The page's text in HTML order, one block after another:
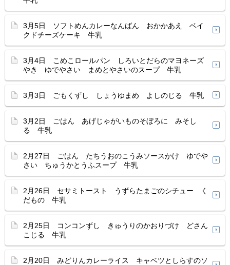
3月5日 ソフトめんカレーなんばん おかかあえ ベイ
クドチーズケーキ 牛乳
3月4日 こめこロールパン しろいとだらのマヨネーズ
やき ゆでやさい まめとやさいのスープ 牛乳
3月3日 ごもくずし しょうゆまめ よしのじる 牛乳
3月2日 ごはん あげじゃがいものそぼろに みそし
る 牛乳
2月27日 ごはん たちうおのこうみソースかけ ゆでや
さい ちゅうかとうふスープ 牛乳
2月26日 セサミトースト うずらたまごのシチュー く
だもの 牛乳
2月25日 コンコンずし きゅうりのかおりづけ どさん
こじる 牛乳
2月20日 みどりんカレーライス キャベツとしらすのソ